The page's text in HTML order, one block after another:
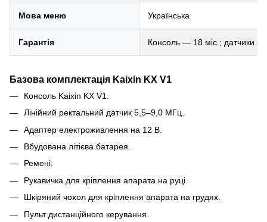
Мова меню Українська
Гарантія Консоль — 18 міс.; датчики
Базова комплектація Kaixin KX V1
Консоль Kaixin KX V1.
Лінійний ректальний датчик 5,5–9,0 МГц.
Адаптер електроживлення на 12 В.
Вбудована літієва батарея.
Ремені.
Рукавичка для кріплення апарата на руці.
Шкіряний чохол для кріплення апарата на грудях.
Пульт дистанційного керування.